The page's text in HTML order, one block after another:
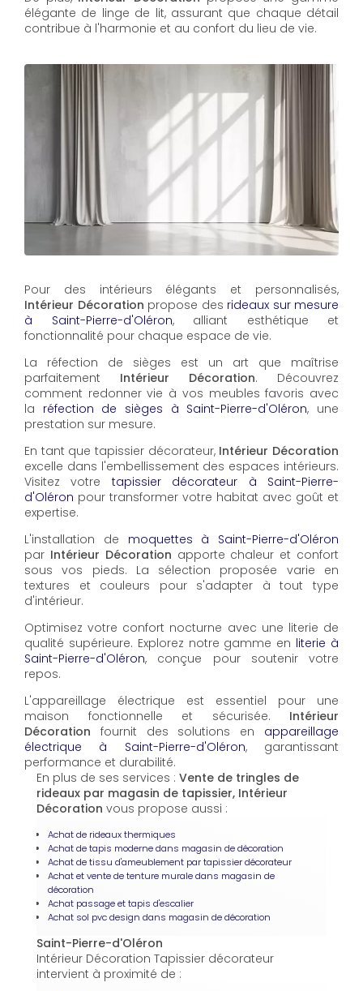
élégante de linge de lit, assurant que chaque détail
contribue à l'harmonie et au confort du lieu de vie.
Pour des intérieurs élégants et personnalisés,
Intérieur Décoration propose des rideaux sur mesure
à Saint-Pierre-d'Oléron, alliant esthétique et
fonctionnalité pour chaque espace de vie.
La réfection de sièges est un art que maîtrise
parfaitement Intérieur Décoration. Découvrez
comment redonner vie à vos meubles favoris avec
la réfection de sièges à Saint-Pierre-d'Oléron, une
prestation sur mesure.
En tant que tapissier décorateur, Intérieur Décoration
excelle dans l'embellissement des espaces intérieurs.
Visitez votre tapissier décorateur à Saint-Pierre-
d'Oléron pour transformer votre habitat avec goût et
expertise.
L'installation de moquettes à Saint-Pierre-d'Oléron
par Intérieur Décoration apporte chaleur et confort
sous vos pieds. La sélection proposée varie en
textures et couleurs pour s'adapter à tout type
d'intérieur.
Optimisez votre confort nocturne avec une literie de
qualité supérieure. Explorez notre gamme en literie à
Saint-Pierre-d'Oléron, conçue pour soutenir votre
repos.
L'appareillage électrique est essentiel pour une
maison fonctionnelle et sécurisée. Intérieur
Décoration fournit des solutions en appareillage
électrique à Saint-Pierre-d'Oléron, garantissant
performance et durabilité.
En plus de ses services : Vente de tringles de
rideaux par magasin de tapissier, Intérieur
Décoration vous propose aussi :
Achat de rideaux thermiques
Achat de tapis moderne dans magasin de décoration
Achat de tissu d'ameublement par tapissier décorateur
Achat et vente de tenture murale dans magasin de
décoration
Achat passage et tapis d'escalier
Achat sol pvc design dans magasin de décoration
Saint-Pierre-d'Oléron
Intérieur Décoration Tapissier décorateur
intervient à proximité de :